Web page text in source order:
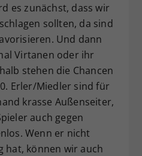
es zunächst, dass wir
sollten, da sind
Und dann
Virtanen oder ihr
stehen die Chancen
Erler/Miedler sind für
krasse Außenseiter,
auch gegen
Wenn er nicht
hat, können wir auch